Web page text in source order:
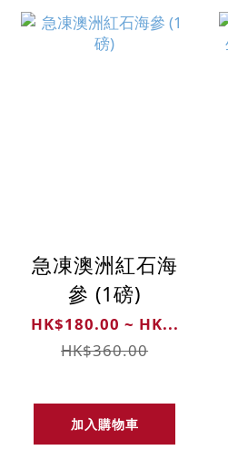
急凍澳洲紅石海
參 (1磅)
HK$180.00 ~ HK...
HK$360.00
加入購物車